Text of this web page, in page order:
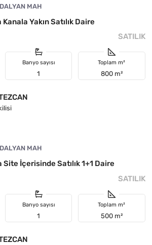
DALYAN MAH
Yakın Satılık Daire
SATILIK
Banyo sayısı
1
Toplam m²
800 m²
DALYAN MAH
Site İçerisinde Satılık 1+1 Daire
SATILIK
Banyo sayısı
1
Toplam m²
500 m²